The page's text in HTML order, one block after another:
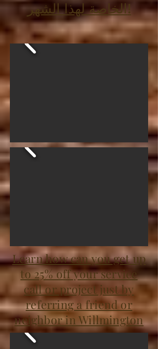
الخاصة لهذا الشهر!
Learn how can you get up
to 25% off your service
call or project just by
referring a friend or
neighbor in Willmington